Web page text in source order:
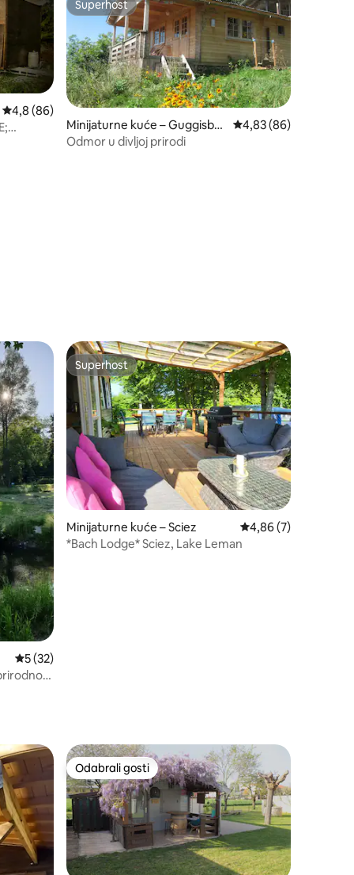
Prosječna ocjena: 4,8/5, recenzija: 86
4,8 (86)
Superhost
Superhost
Minijaturne kuće – Guggisber
g
Prosječna ocjena:
4,83 (86)
Odmor u divljoj prirodi
„Odabrali gosti”
Prosječna ocjena: 5/5, recenzija: 32
5 (32)
Superhost
Superhost
Minijaturne kuće – Sciez Prosječna ocjena:
4,86 (7)
*Bach Lodge* Sciez, Lake Leman
Odabrali gosti
Odabrali gosti